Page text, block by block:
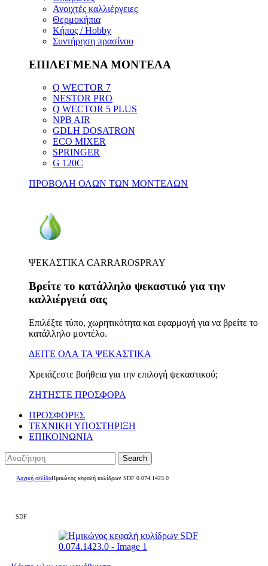
Ανοιχτές καλλιέργειες
Θερμοκήπια
Κήπος / Hobby
Συντήρηση πρασίνου
ΕΠΙΛΕΓΜΕΝΑ ΜΟΝΤΕΛΑ
Q WECTOR 7
NESTOR PRO
Q WECTOR 5 PLUS
NPB AIR
GDLH DOSATRON
ECO MIXER
SPRINGER
G 120C
ΠΡΟΒΟΛΗ ΟΛΩΝ ΤΩΝ ΜΟΝΤΕΛΩΝ
ΨΕΚΑΣΤΙΚΑ CARRAROSPRAY
Βρείτε το κατάλληλο ψεκαστικό για την
καλλιέργειά σας
Επιλέξτε τύπο, χωρητικότητα και εφαρμογή για να βρείτε το
κατάλληλο μοντέλο.
ΔΕΙΤΕ ΟΛΑ ΤΑ ΨΕΚΑΣΤΙΚΑ
Χρειάζεστε βοήθεια για την επιλογή ψεκαστικού;
ΖΗΤΗΣΤΕ ΠΡΟΣΦΟΡΑ
ΠΡΟΣΦΟΡΕΣ
ΤΕΧΝΙΚΗ ΥΠΟΣΤΗΡΙΞΗ
ΕΠΙΚΟΙΝΩΝΙΑ
Search
Αρχική σελίδαΗμικώνος κεφαλή κυλίδρων SDF 0.074.1423.0
SDF